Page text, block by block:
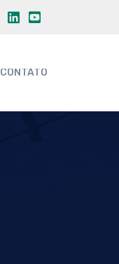
CONTATO